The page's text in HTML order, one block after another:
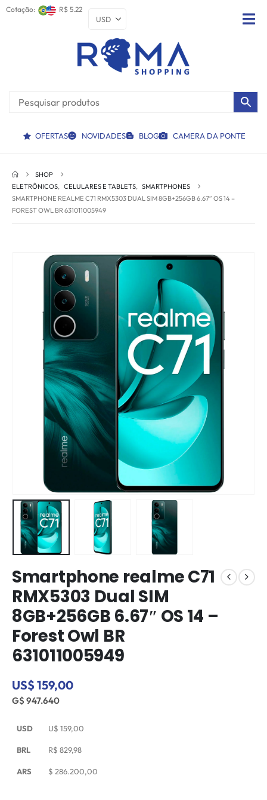
Cotação: R$ 5.22
OFERTAS NOVIDADES BLOG CAMERA DA PONTE
SHOP
ELETRÔNICOS, CELULARES E TABLETS, SMARTPHONES
SMARTPHONE REALME C71 RMX5303 DUAL SIM 8GB+256GB 6.67″ OS 14 –
FOREST OWL BR 631011005949
Smartphone realme C71
RMX5303 Dual SIM
8GB+256GB 6.67″ OS 14 –
Forest Owl BR
631011005949
US$ 159,00
G$ 947.640
USD U$ 159,00
BRL R$ 829,98
ARS $ 286.200,00